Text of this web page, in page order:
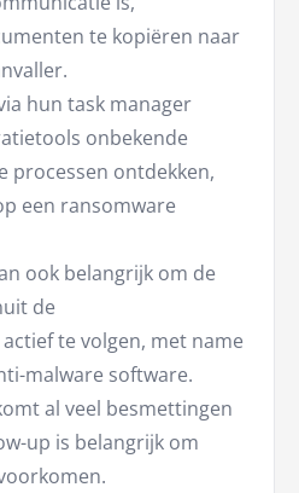
te kopiëren naar
hun task manager
onbekende
processen ontdekken,
een ransomware
ook belangrijk om de
de
te volgen, met name
malware software.
al veel besmettingen
up is belangrijk om